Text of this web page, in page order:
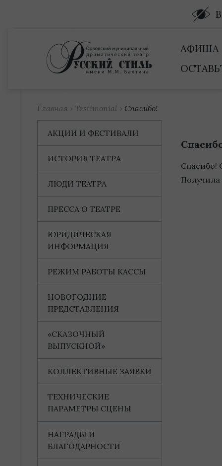
АФИША
Главная › Testimonial › Спасибо!
Спасибо!
Получила
АКЦИИ И ФЕСТИВАЛИ
ИСТОРИЯ ТЕАТРА
ЛЮДИ ТЕАТРА
ПРЕССА О ТЕАТРЕ
ЮРИДИЧЕСКАЯ
ИНФОРМАЦИЯ
РЕЖИМ РАБОТЫ КАССЫ
НОВОГОДНИЕ
ПРЕДСТАВЛЕНИЯ
«СКАЗОЧНЫЙ
ВЫПУСКНОЙ»
КОЛЛЕКТИВНЫЕ ЗАЯВКИ
ТЕХНИЧЕСКИЕ
ПАРАМЕТРЫ СЦЕНЫ
НАГРАДЫ И
БЛАГОДАРНОСТИ